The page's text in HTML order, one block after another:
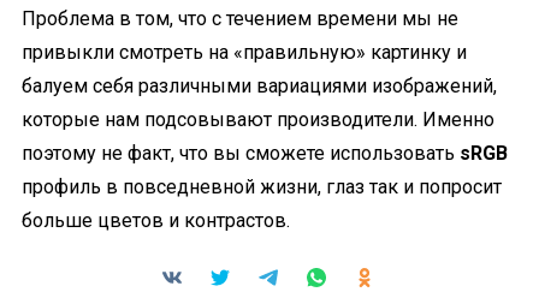
Проблема в том, что с течением времени мы не
привыкли смотреть на «правильную» картинку и
балуем себя различными вариациями изображений,
которые нам подсовывают производители. Именно
поэтому не факт, что вы сможете использовать sRGB
профиль в повседневной жизни, глаз так и попросит
больше цветов и контрастов.